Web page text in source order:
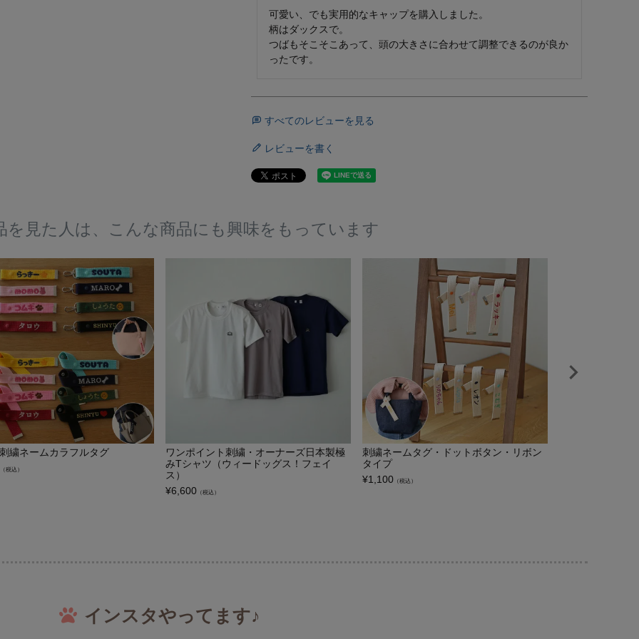
可愛い、でも実用的なキャップを購入しました。
柄はダックスで。
つばもそこそこあって、頭の大きさに合わせて調整できるのが良か
ったです。
すべてのレビューを見る
レビューを書く
を見た人は、こんな商品にも興味をもっています
繍ネームカラフルタグ
（税込）
ワンポイント刺繍・オーナーズ日本製極
みTシャツ（ウィードッグス！フェイ
ス）
¥6,600 （税込）
刺繍ネームタグ・ドットボタン・リボン
タイプ
¥1,100 （税込）
インスタやってます♪